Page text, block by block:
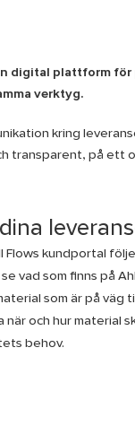
digital plattform
verktyg.
kring
transparent, på ett
dina
Flows kundportal
se vad som finns på
som är på väg
när och hur material
behov.